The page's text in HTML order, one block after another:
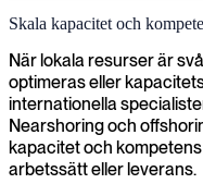
Nearshoring & Offshoring
När lokal kompetens är svår
upp snabbt eller när
tillgång till erfarna
offshore‑marknader.
Skala kapacitet och
När lokala resurser är
optimeras eller
internationella
Nearshoring och
kapacitet och
arbetssätt eller leverans.